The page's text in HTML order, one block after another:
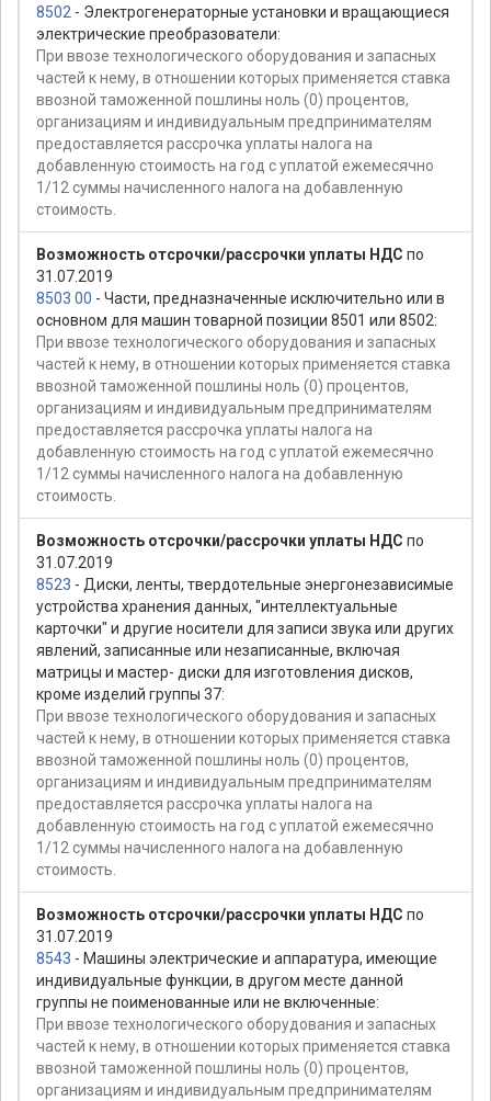
8502 - Электрогенераторные установки и вращающиеся
электрические преобразователи:
При ввозе технологического оборудования и запасных
частей к нему, в отношении которых применяется ставка
ввозной таможенной пошлины ноль (0) процентов,
организациям и индивидуальным предпринимателям
предоставляется рассрочка уплаты налога на
добавленную стоимость на год с уплатой ежемесячно
1/12 суммы начисленного налога на добавленную
стоимость.
Возможность отсрочки/рассрочки уплаты НДС по
31.07.2019
8503 00 - Части, предназначенные исключительно или в
основном для машин товарной позиции 8501 или 8502:
При ввозе технологического оборудования и запасных
частей к нему, в отношении которых применяется ставка
ввозной таможенной пошлины ноль (0) процентов,
организациям и индивидуальным предпринимателям
предоставляется рассрочка уплаты налога на
добавленную стоимость на год с уплатой ежемесячно
1/12 суммы начисленного налога на добавленную
стоимость.
Возможность отсрочки/рассрочки уплаты НДС по
31.07.2019
8523 - Диски, ленты, твердотельные энергонезависимые
устройства хранения данных, "интеллектуальные
карточки" и другие носители для записи звука или других
явлений, записанные или незаписанные, включая
матрицы и мастер- диски для изготовления дисков,
кроме изделий группы 37:
При ввозе технологического оборудования и запасных
частей к нему, в отношении которых применяется ставка
ввозной таможенной пошлины ноль (0) процентов,
организациям и индивидуальным предпринимателям
предоставляется рассрочка уплаты налога на
добавленную стоимость на год с уплатой ежемесячно
1/12 суммы начисленного налога на добавленную
стоимость.
Возможность отсрочки/рассрочки уплаты НДС по
31.07.2019
8543 - Машины электрические и аппаратура, имеющие
индивидуальные функции, в другом месте данной
группы не поименованные или не включенные:
При ввозе технологического оборудования и запасных
частей к нему, в отношении которых применяется ставка
ввозной таможенной пошлины ноль (0) процентов,
организациям и индивидуальным предпринимателям